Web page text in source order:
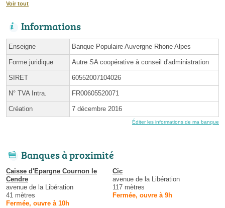
Voir tout
Informations
Enseigne Banque Populaire Auvergne Rhone Alpes
Forme juridique Autre SA coopérative à conseil d'administration
SIRET 60552007104026
N° TVA Intra. FR00605520071
Création 7 décembre 2016
Éditer les informations de ma banque
Banques à proximité
Caisse d'Epargne Cournon le
Cendre
avenue de la Libération
41 mètres
Fermée, ouvre à 10h
Cic
avenue de la Libération
117 mètres
Fermée, ouvre à 9h